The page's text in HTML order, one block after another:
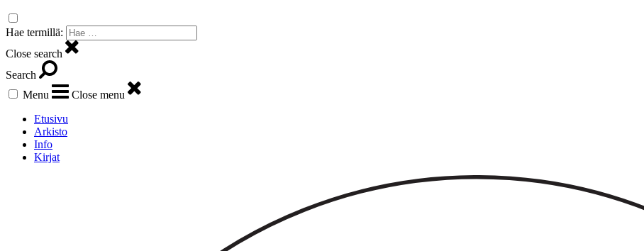
Hae termillä:
Close search
Search
Menu
Close menu
Etusivu
Arkisto
Info
Kirjat